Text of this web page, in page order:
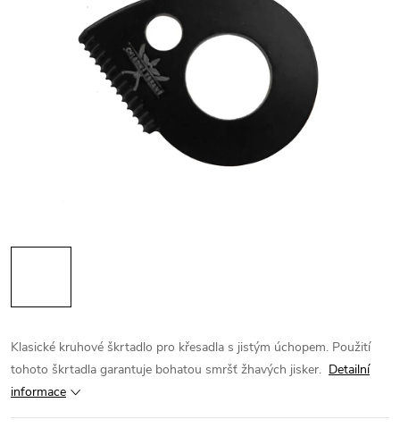
Klasické kruhové škrtadlo pro křesadla s jistým úchopem. Použití
tohoto škrtadla garantuje bohatou smršť žhavých jisker. Detailní
informace